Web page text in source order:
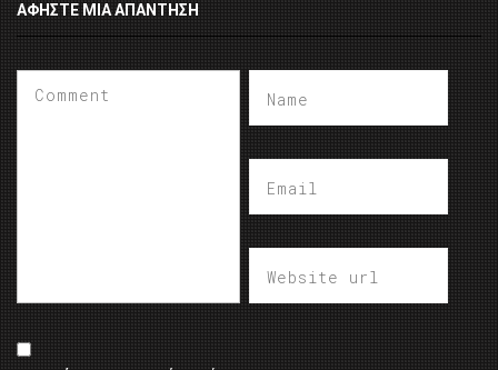
ΑΦΉΣΤΕ ΜΙΑ ΑΠΆΝΤΗΣΗ